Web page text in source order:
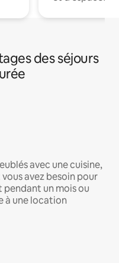
des séjours
avec une cuisine,
avez besoin pour
un mois ou
à une location